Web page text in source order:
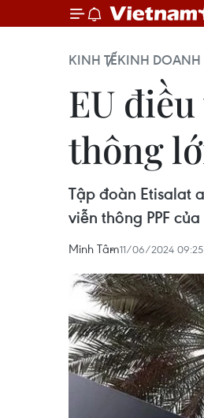
KINH TẾKINH DOANH
EU
thông
Tập đoàn Etisalat
viễn thông PPF
Minh Tâm11/06/2024 09:25